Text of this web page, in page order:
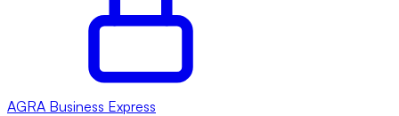
AGRA Business Express